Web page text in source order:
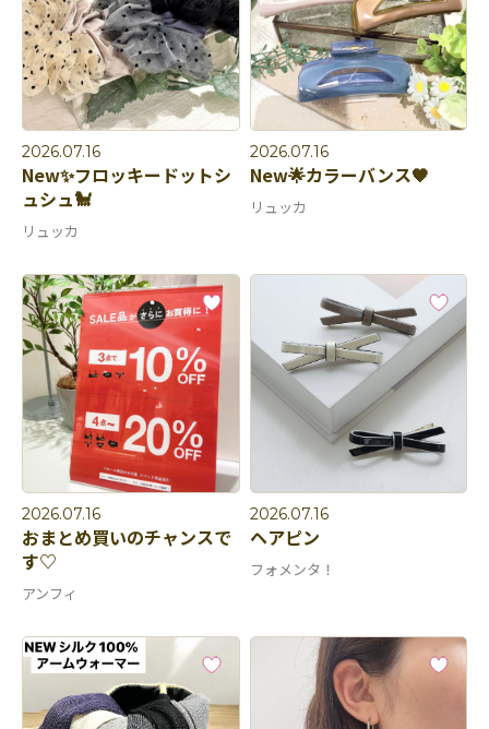
2026.07.16
New✨フロッキードットシ
ュシュ🐩
リュッカ
2026.07.16
New🌟カラーバンス🧡
リュッカ
2026.07.16
おまとめ買いのチャンスで
す♡
アンフィ
2026.07.16
ヘアピン
フォメンタ！